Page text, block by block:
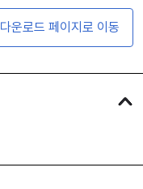
다운로드 페이지로 이동